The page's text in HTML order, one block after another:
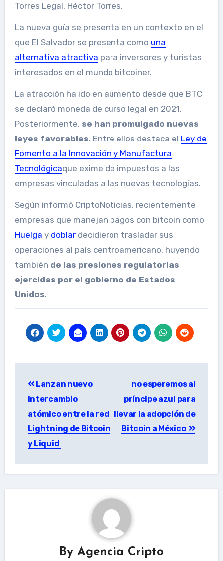
Torres Legal, Héctor Torres.
La nueva guía se presenta en un contexto en el
que El Salvador se presenta como una
alternativa atractiva para inversores y turistas
interesados ​​en el mundo bitcoiner.
La atracción ha ido en aumento desde que BTC
se declaró moneda de curso legal en 2021.
Posteriormente, se han promulgado nuevas
leyes favorables. Entre ellos destaca el Ley de
Fomento a la Innovación y Manufactura
Tecnológicaque exime de impuestos a las
empresas vinculadas a las nuevas tecnologías.
Según informó CriptoNoticias, recientemente
empresas que manejan pagos con bitcoin como
Huelga y doblardecidieron trasladar sus
operaciones al país centroamericano, huyendo
también de las presiones regulatorias
ejercidas por el gobierno de Estados
Unidos.
navigation
Lanzan nuevo
intercambio
atómico entre la red
Lightning de Bitcoin
y Liquid
no esperemos al
príncipe azul para
llevar la adopción de
Bitcoin a México
By Agencia Cripto